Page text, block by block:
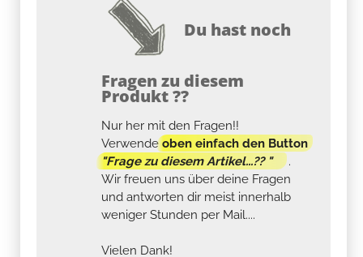
Du hast noch
Fragen zu diesem
Produkt ??
Nur her mit den Fragen!!
Verwendeoben einfach den Button
"Frage zu diesem Artikel...?? "
.
Wir freuen uns über deine Fragen
und antworten dir meist innerhalb
weniger Stunden per Mail....
Vielen Dank!